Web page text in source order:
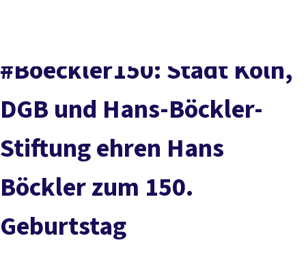
Politik in NRW
Service
#Boeckler150: Stadt Köln,
DGB und Hans-Böckler-
Stiftung ehren Hans
Böckler zum 150.
Geburtstag